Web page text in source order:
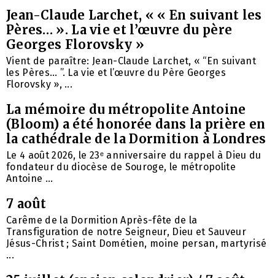
Jean-Claude Larchet, « « En suivant les
Pères… ». La vie et l’œuvre du père
Georges Florovsky »
Vient de paraître: Jean-Claude Larchet, « “En suivant
les Pères… ”. La vie et l’œuvre du Père Georges
Florovsky », ...
La mémoire du métropolite Antoine
(Bloom) a été honorée dans la prière en
la cathédrale de la Dormition à Londres
Le 4 août 2026, le 23ᵉ anniversaire du rappel à Dieu du
fondateur du diocèse de Souroge, le métropolite
Antoine ...
7 août
Carême de la Dormition Après-fête de la
Transfiguration de notre Seigneur, Dieu et Sauveur
Jésus-Christ ; Saint Dométien, moine persan, martyrisé
...